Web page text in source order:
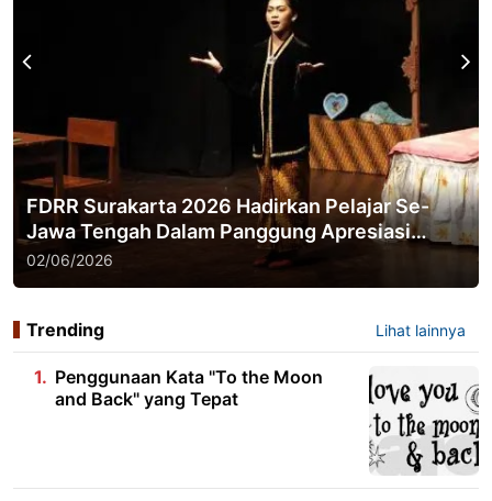
FDRR Surakarta 2026 Hadirkan Pelajar Se-
Jawa Tengah Dalam Panggung Apresiasi
Pendidikan Karakter Melalui Teater
02/06/2026
Trending Lihat lainnya
Penggunaan Kata "To the Moon
and Back" yang Tepat